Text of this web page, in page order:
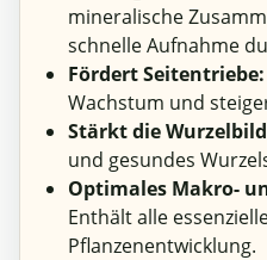
mineralische
schnelle Aufnahme
Fördert Seitentriebe:
Wachstum und
Stärkt die
und gesundes
Optimales Makro-
Enthält alle
Pflanzenentwicklung.